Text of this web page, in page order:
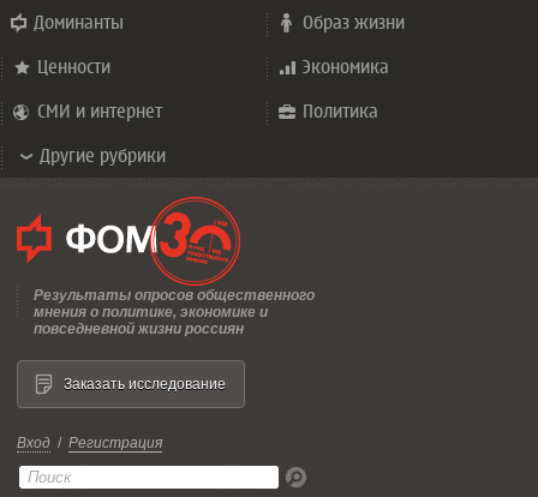
Доминанты Образ жизни
Ценности Экономика
СМИ и интернет Политика
Другие рубрики
Результаты опросов общественного
мнения о политике, экономике и
повседневной жизни россиян
Вход / Регистрация
Заказать исследование